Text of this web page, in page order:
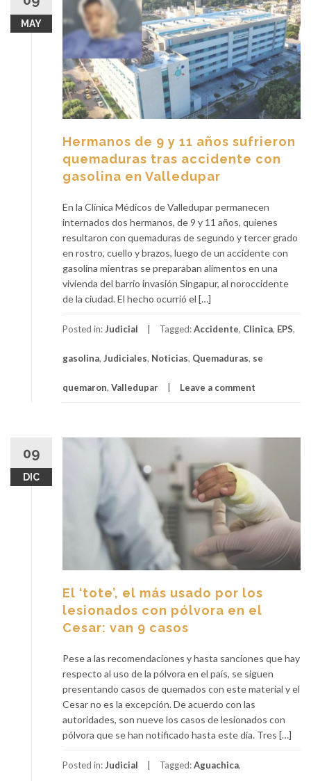
MAY
Hermanos de 9 y 11 años sufrieron
quemaduras tras accidente con
gasolina en Valledupar
En la Clínica Médicos de Valledupar permanecen
internados dos hermanos, de 9 y 11 años, quienes
resultaron con quemaduras de segundo y tercer grado
en rostro, cuello y brazos, luego de un accidente con
gasolina mientras se preparaban alimentos en una
vivienda del barrio invasión Singapur, al noroccidente
de la ciudad. El hecho ocurrió el […]
Posted in:Judicial Tagged:Accidente, Clinica, EPS,
gasolina, Judiciales, Noticias, Quemaduras, se
quemaron, Valledupar Leave a comment
09
DIC
El ‘tote’, el más usado por los
lesionados con pólvora en el
Cesar: van 9 casos
Pese a las recomendaciones y hasta sanciones que hay
respecto al uso de la pólvora en el país, se siguen
presentando casos de quemados con este material y el
Cesar no es la excepción. De acuerdo con las
autoridades, son nueve los casos de lesionados con
pólvora que se han notificado hasta este día. Tres […]
Posted in:Judicial Tagged:Aguachica,